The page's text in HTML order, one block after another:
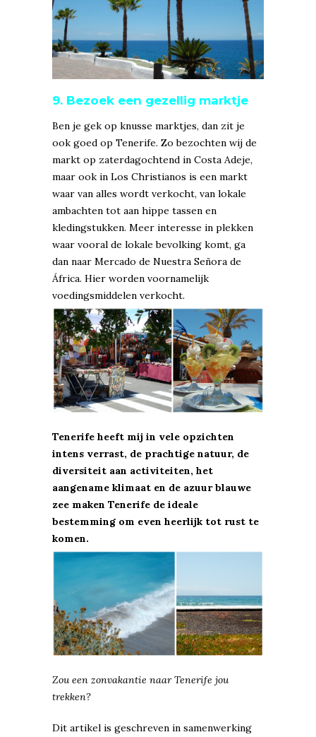
9. Bezoek een gezellig marktje
Ben je gek op knusse marktjes, dan zit je
ook goed op Tenerife. Zo bezochten wij de
markt op zaterdagochtend in Costa Adeje,
maar ook in Los Christianos is een markt
waar van alles wordt verkocht, van lokale
ambachten tot aan hippe tassen en
kledingstukken. Meer interesse in plekken
waar vooral de lokale bevolking komt, ga
dan naar Mercado de Nuestra Señora de
África. Hier worden voornamelijk
voedingsmiddelen verkocht.
Tenerife heeft mij in vele opzichten
intens verrast, de prachtige natuur, de
diversiteit aan activiteiten, het
aangename klimaat en de azuur blauwe
zee maken Tenerife de ideale
bestemming om even heerlijk tot rust te
komen.
Zou een zonvakantie naar Tenerife jou
trekken?
Dit artikel is geschreven in samenwerking